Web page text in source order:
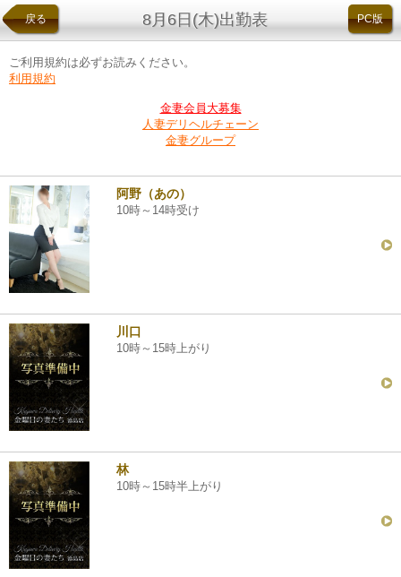
8月6日(木)出勤表 PC版
戻る
ご利用規約は必ずお読みください。
利用規約
金妻会員大募集
人妻デリヘルチェーン
金妻グループ
阿野（あの）
10時～14時受け
川口
10時～15時上がり
林
10時～15時半上がり